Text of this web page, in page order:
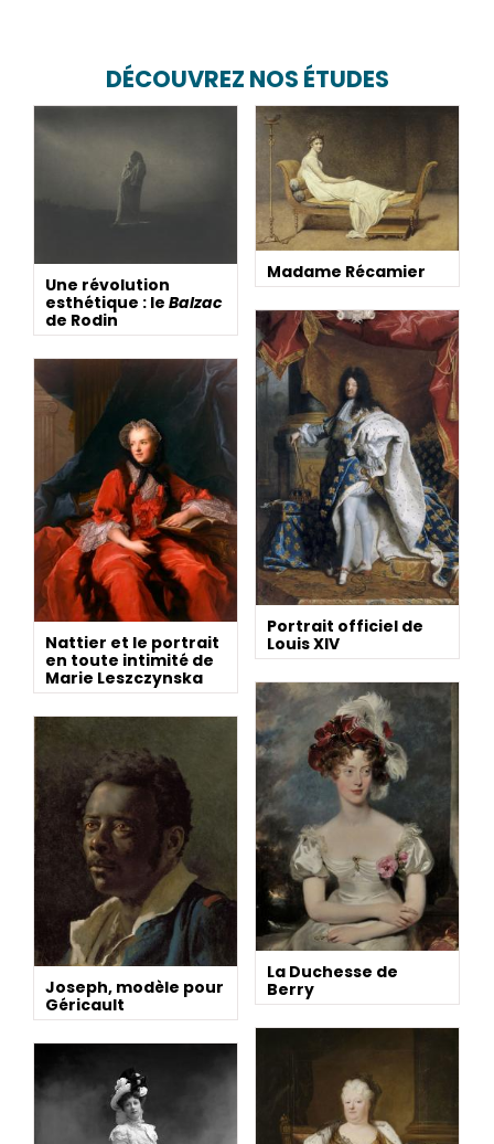
DÉCOUVREZ NOS ÉTUDES
Une révolution
esthétique : le Balzac
de Rodin
Madame Récamier
Portrait officiel de
Louis XIV
Nattier et le portrait
en toute intimité de
Marie Leszczynska
La Duchesse de
Berry
Joseph, modèle pour
Géricault